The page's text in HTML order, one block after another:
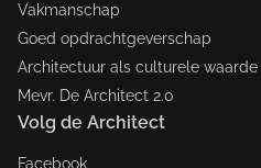
Vakmanschap
Goed opdrachtgeverschap
Architectuur als culturele waarde
Mevr. De Architect 2.0
Volg de Architect
Facebook